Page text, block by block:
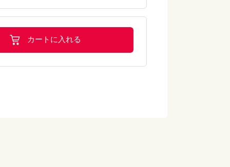
湯での加熱は厳禁です。
が溶けてしまい、本来の食べやすさが損な
カートに入れる